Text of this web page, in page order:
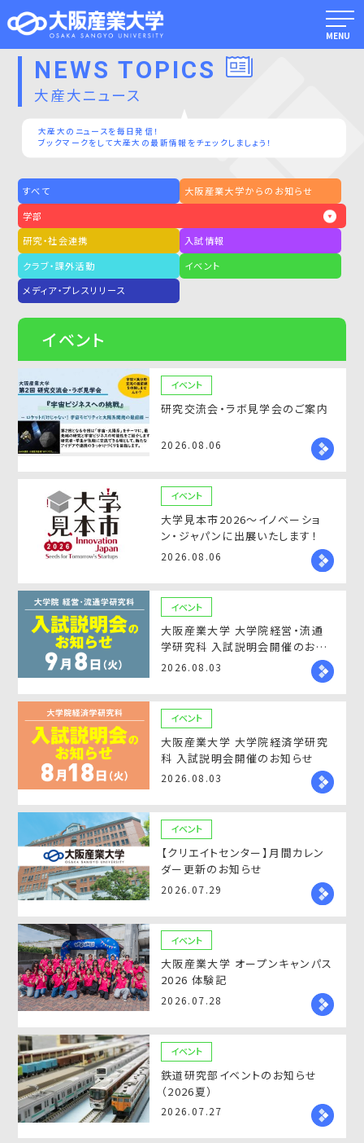
MENU
NEWS TOPICS
大産大ニュース
大産大のニュースを毎日発信！
ブックマークをして大産大の最新情報をチェックしましょう！
イベント
イベント
研究交流会・ラボ見学会のご案内
2026.08.06
イベント
大学見本市2026～イノベーショ
ン・ジャパンに出展いたします！
2026.08.06
イベント
大阪産業大学 大学院経営・流通
学研究科 入試説明会開催のお知
らせ
2026.08.03
イベント
大阪産業大学 大学院経済学研究
科 入試説明会開催のお知らせ
2026.08.03
イベント
【クリエイトセンター】月間カレン
ダー更新のお知らせ
2026.07.29
イベント
大阪産業大学 オープンキャンパス
2026 体験記
2026.07.28
イベント
鉄道研究部イベントのお知らせ
（2026夏）
2026.07.27
すべて
大阪産業大学からのお知らせ
学部
研究・社会連携
入試情報
クラブ・課外活動
イベント
メディア・プレスリリース